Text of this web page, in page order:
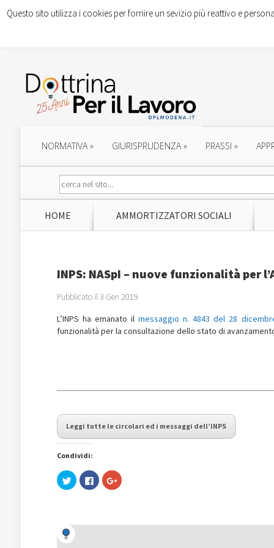
NORMATIVA» GIURISPRUDENZA» PRASSI »
HOME AMMORTIZZATORI SOCIALI
INPS: NASpI – nuove funzionalità per
Pubblicato il 3 Gen 2019
L’INPS ha emanato ilmessaggio n. 4843 del 28
funzionalità per la consultazione dello stato di
Leggi tutte le circolari ed i messaggi dell’INPS
Condividi:
Fai
clic
(Si
apre
Fai
clic
Fai
clic
Questo sito utilizza i cookies per fornire un sevizio più reattivo e